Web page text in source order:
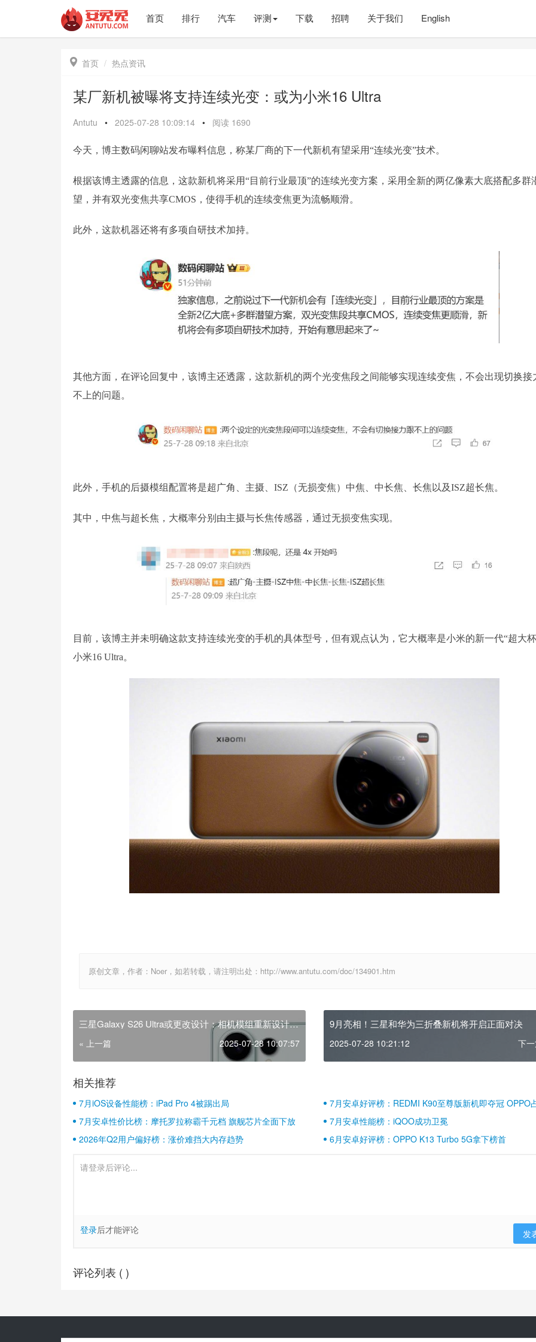
首页 排行 汽车 评测 下载 招聘 关于我们 English
 首页 热点资讯
某厂新机被曝将支持连续光变：或为小米16 Ultra
Antutu • 2025-07-28 10:09:14 • 阅读 1690
今天，博主数码闲聊站发布曝料信息，称某厂商的下一代新机有望采用“连续光变”技术。
根据该博主透露的信息，这款新机将采用“目前行业最顶”的连续光变方案，采用全新的两亿像素大底搭配多群
望，并有双光变焦共享CMOS，使得手机的连续变焦更为流畅顺滑。
此外，这款机器还将有多项自研技术加持。
其他方面，在评论回复中，该博主还透露，这款新机的两个光变焦段之间能够实现连续变焦，不会出现切换接
不上的问题。
此外，手机的后摄模组配置将是超广角、主摄、ISZ（无损变焦）中焦、中长焦、长焦以及ISZ超长焦。
其中，中焦与超长焦，大概率分别由主摄与长焦传感器，通过无损变焦实现。
目前，该博主并未明确这款支持连续光变的手机的具体型号，但有观点认为，它大概率是小米的新一代“超大
小米16 Ultra。
原创文章，作者：Noer，如若转载，请注明出处：http://www.antutu.com/doc/134901.htm
三星Galaxy S26 Ultra或更改设计：相机模组重新设计
« 上一篇 2025-07-28 10:07:57
9月亮相！三星和华为三折叠新机将开启正面对决
2025-07-28 10:21:12 下
相关推荐
7月iOS设备性能榜：iPad Pro 4被踢出局
7月安卓好评榜：REDMI K90至尊版新机即夺冠 OPPO
壁江山
7月安卓性价比榜：摩托罗拉称霸千元档 旗舰芯片全面下放
7月安卓性能榜：iQOO成功卫冕
2026年Q2用户偏好榜：涨价难挡大内存趋势
6月安卓好评榜：OPPO K13 Turbo 5G拿下榜首
登录后才能评论 发
评论列表 ( )